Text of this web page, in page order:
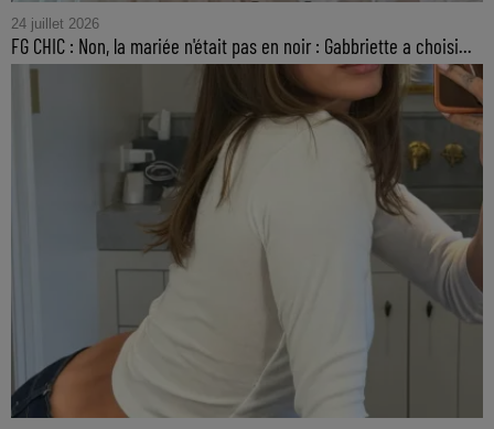
24 juillet 2026
FG CHIC : Non, la mariée n'était pas en noir : Gabbriette a choisi...